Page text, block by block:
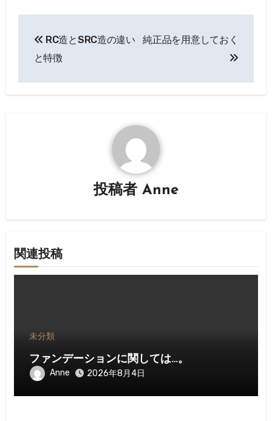
稿
RC造とSRC造の違い
と特徴
純正品を用意しておく
投稿者 Anne
関連投稿
未分類
ファンデーションに関しては…。
Anne 2026年8月4日